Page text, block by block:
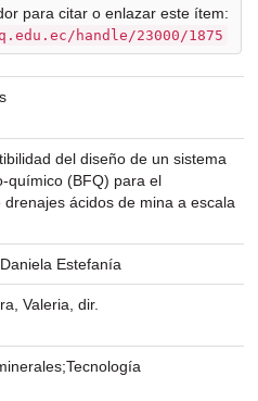
para citar o enlazar este ítem:
handle/23000/1875
del diseño de un sistema
químico (BFQ) para el
ácidos de mina a escala
Estefanía
Valeria, dir.